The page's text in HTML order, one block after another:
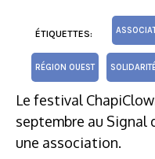
ÉTIQUETTES:
RÉGION OUEST
Le festival
septembre au Signal
une association.